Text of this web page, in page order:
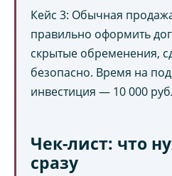
Кейс 3: Обычная
правильно оформить
скрытые обременения,
безопасно. Время на
инвестиция — 10 000
Чек-лист: что
сразу